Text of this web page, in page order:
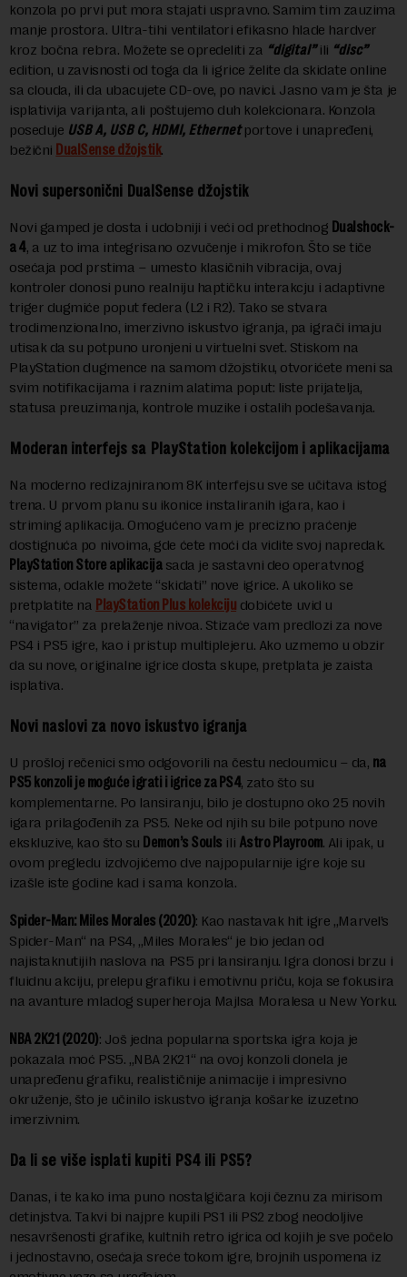
konzola po prvi put mora stajati uspravno. Samim tim zauzima
manje prostora. Ultra-tihi ventilatori efikasno hlade hardver
kroz bočna rebra. Možete se opredeliti za “digital”ili “disc”
edition, u zavisnosti od toga da li igrice želite da skidate online
sa clouda, ili da ubacujete CD-ove, po navici. Jasno vam je šta je
isplativija varijanta, ali poštujemo duh kolekcionara. Konzola
poseduje USB A, USB C, HDMI, Ethernetportove i unapređeni,
bežični DualSense džojstik.
Novi supersonični DualSense džojstik
Novi gamped je dosta i udobniji i veći od prethodnog Dualshock-
a 4, a uz to ima integrisano ozvučenje i mikrofon. Što se tiče
osećaja pod prstima – umesto klasičnih vibracija, ovaj
kontroler donosi puno realniju haptičku interakcju i adaptivne
triger dugmiće poput federa (L2 i R2). Tako se stvara
trodimenzionalno, imerzivno iskustvo igranja, pa igrači imaju
utisak da su potpuno uronjeni u virtuelni svet. Stiskom na
PlayStation dugmence na samom džojstiku, otvorićete meni sa
svim notifikacijama i raznim alatima poput: liste prijatelja,
statusa preuzimanja, kontrole muzike i ostalih podešavanja.
Moderan interfejs sa PlayStation kolekcijom i aplikacijama
Na moderno redizajniranom 8K interfejsu sve se učitava istog
trena. U prvom planu su ikonice instaliranih igara, kao i
striming aplikacija. Omogućeno vam je precizno praćenje
dostignuća po nivoima, gde ćete moći da vidite svoj napredak.
PlayStation Store aplikacijasada je sastavni deo operatvnog
sistema, odakle možete “skidati” nove igrice. A ukoliko se
pretplatite na PlayStation Plus kolekciju dobićete uvid u
“navigator” za prelaženje nivoa. Stizaće vam predlozi za nove
PS4 i PS5 igre, kao i pristup multiplejeru. Ako uzmemo u obzir
da su nove, originalne igrice dosta skupe, pretplata je zaista
isplativa.
Novi naslovi za novo iskustvo igranja
U prošloj rečenici smo odgovorili na čestu nedoumicu – da, na
PS5 konzoli je moguće igrati i igrice za PS4, zato što su
komplementarne. Po lansiranju, bilo je dostupno oko 25 novih
igara prilagođenih za PS5. Neke od njih su bile potpuno nove
ekskluzive, kao što su Demon’s Souls ili Astro Playroom. Ali ipak, u
ovom pregledu izdvojićemo dve najpopularnije igre koje su
izašle iste godine kad i sama konzola.
Spider-Man: Miles Morales (2020): Kao nastavak hit igre „Marvel’s
Spider-Man“ na PS4, „Miles Morales“ je bio jedan od
najistaknutijih naslova na PS5 pri lansiranju. Igra donosi brzu i
fluidnu akciju, prelepu grafiku i emotivnu priču, koja se fokusira
na avanture mladog superheroja Majlsa Moralesa u New Yorku.
NBA 2K21 (2020): Još jedna popularna sportska igra koja je
pokazala moć PS5. „NBA 2K21“ na ovoj konzoli donela je
unapređenu grafiku, realističnije animacije i impresivno
okruženje, što je učinilo iskustvo igranja košarke izuzetno
imerzivnim.
Da li se više isplati kupiti PS4 ili PS5?
Danas, i te kako ima puno nostalgičara koji čeznu za mirisom
detinjstva. Takvi bi najpre kupili PS1 ili PS2 zbog neodoljive
nesavršenosti grafike, kultnih retro igrica od kojih je sve počelo
i jednostavno, osećaja sreće tokom igre, brojnih uspomena iz